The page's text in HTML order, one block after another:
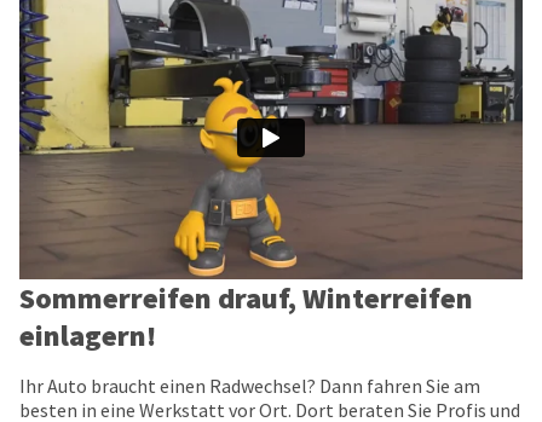
Sommerreifen drauf, Winterreifen
einlagern!
Ihr Auto braucht einen Radwechsel? Dann fahren Sie am
besten in eine Werkstatt vor Ort. Dort beraten Sie Profis und